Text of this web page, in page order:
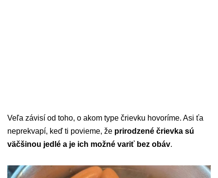
Veľa závisí od toho, o akom type črievku hovoríme. Asi ťa
neprekvapí, keď ti povieme, že prirodzené črievka sú
väčšinou jedlé a je ich možné variť bez obáv.